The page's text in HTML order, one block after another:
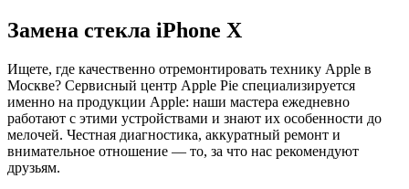
Замена стекла iPhone X
Ищете, где качественно отремонтировать технику Apple в
Москве? Сервисный центр Apple Pie специализируется
именно на продукции Apple: наши мастера ежедневно
работают с этими устройствами и знают их особенности до
мелочей. Честная диагностика, аккуратный ремонт и
внимательное отношение — то, за что нас рекомендуют
друзьям.